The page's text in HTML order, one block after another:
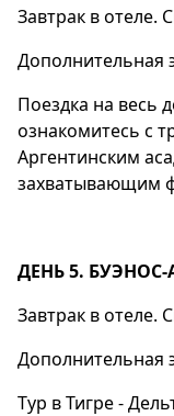
Завтрак в отеле.
Дополнительная
Поездка на весь
ознакомитесь с
Аргентинским
захватывающим
ДЕНЬ 5. БУЭНОС-
Завтрак в отеле.
Дополнительная
Tур в Тигре -